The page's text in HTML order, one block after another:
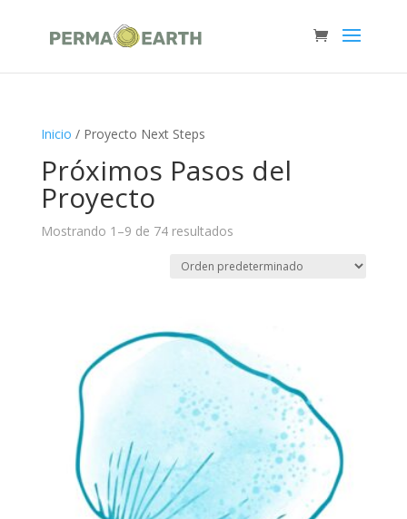
Inicio / Proyecto Next Steps
Próximos Pasos del
Proyecto
Mostrando 1–9 de 74 resultados